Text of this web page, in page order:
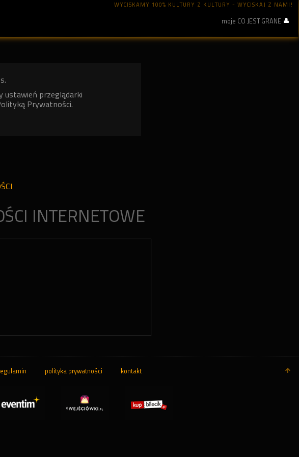
WYCISKAMY 100% KULTURY Z KULTURY - WYCISKAJ Z NAMI!
moje CO JEST GRANE
ustawień przeglądarki
Prywatności.
INTERNETOWE
polityka prywatności kontakt